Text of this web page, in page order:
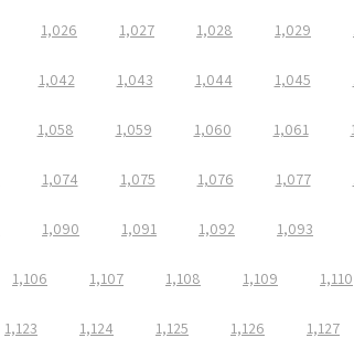
1,026 1,027 1,028 1,029
1,042 1,043 1,044 1,045
1,058 1,059 1,060 1,061
1,074 1,075 1,076 1,077
1,090 1,091 1,092 1,093
1,106 1,107 1,108 1,109 1,110
1,123 1,124 1,125 1,126 1,127